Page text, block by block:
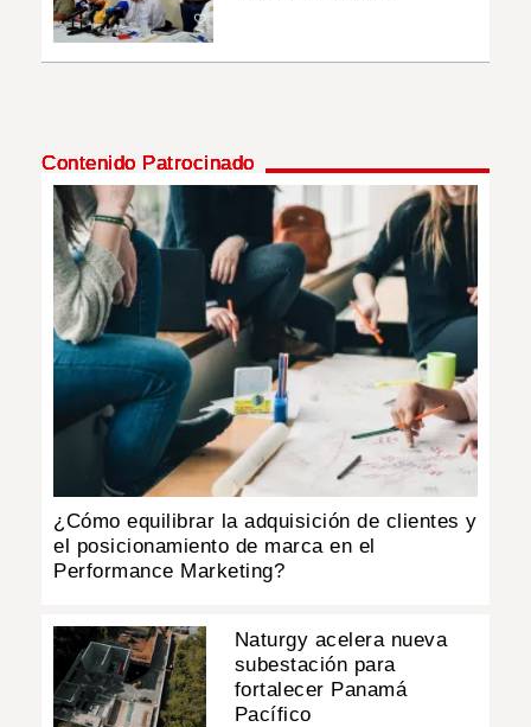
Contenido Patrocinado
¿Cómo equilibrar la adquisición de clientes y
el posicionamiento de marca en el
Performance Marketing?
Naturgy acelera nueva
subestación para
fortalecer Panamá
Pacífico